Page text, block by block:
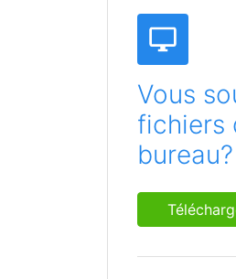
Vous
fichiers
bureau?